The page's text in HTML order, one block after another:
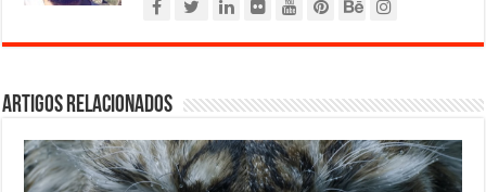
Artigos relacionados